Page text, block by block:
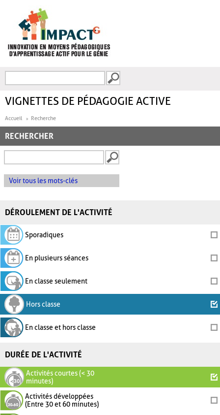
FORMULAIRE DE
VIGNETTES DE PÉDAGOGIE ACTIVE
Accueil Recherche
RECHERCHER
Voir tous les mots-clés
DÉROULEMENT DE L'ACTIVITÉ
Sporadiques
En plusieurs séances
En classe seulement
Hors classe
En classe et hors classe
DURÉE DE L'ACTIVITÉ
Activités courtes (< 30
minutes)
Activités développées
(Entre 30 et 60 minutes)